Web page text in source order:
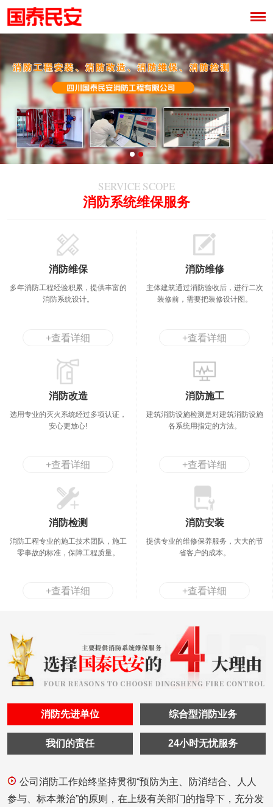
SERVICE SCOPE
消防系统维保服务
消防维保
多年消防工程经验积累，提供丰富的
消防系统设计。
+查看详细
消防维修
主体建筑通过消防验收后，进行二次
装修前，需要把装修设计图。
+查看详细
消防改造
选用专业的灭火系统经过多项认证，
安心更放心!
+查看详细
消防施工
建筑消防设施检测是对建筑消防设施
各系统用指定的方法。
+查看详细
消防检测
消防工程专业的施工技术团队，施工
零事故的标准，保障工程质量。
+查看详细
消防安装
提供专业的维修保养服务，大大的节
省客户的成本。
+查看详细
消防先进单位 综合型消防业务
我们的责任 24小时无忧服务
公司消防工作始终坚持贯彻“预防为主、防消结合、人人
参与、标本兼治”的原则，在上级有关部门的指导下，充分发